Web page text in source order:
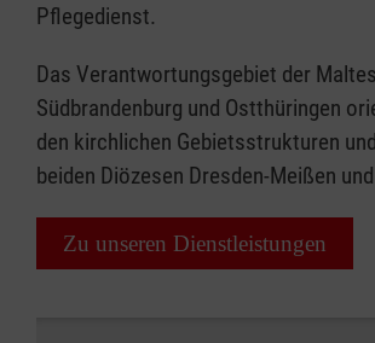
Pflegedienst.
Das Verantwortungsgebiet der
Südbrandenburg und Ostthüringen
den kirchlichen Gebietsstrukturen
beiden Diözesen Dresden-Meißen
Zu unseren Dienstleistungen